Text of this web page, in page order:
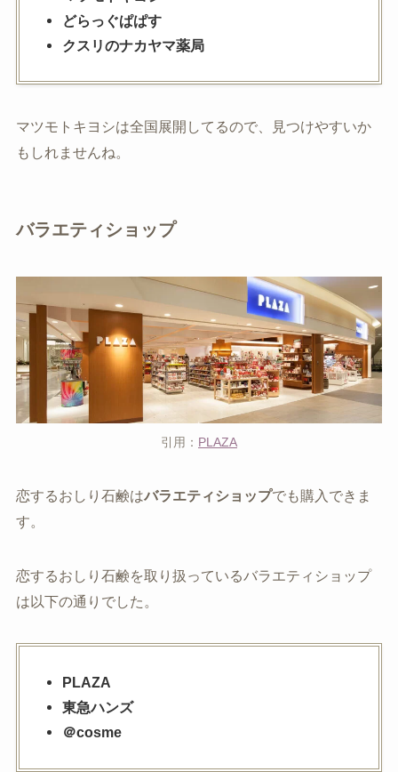
どらっぐぱぱす
クスリのナカヤマ薬局
マツモトキヨシは全国展開してるので、見つけやすいか
もしれませんね。
バラエティショップ
引用： PLAZA
恋するおしり石鹸はバラエティショップでも購入できま
す。
恋するおしり石鹸を取り扱っているバラエティショップ
は以下の通りでした。
PLAZA
東急ハンズ
＠cosme